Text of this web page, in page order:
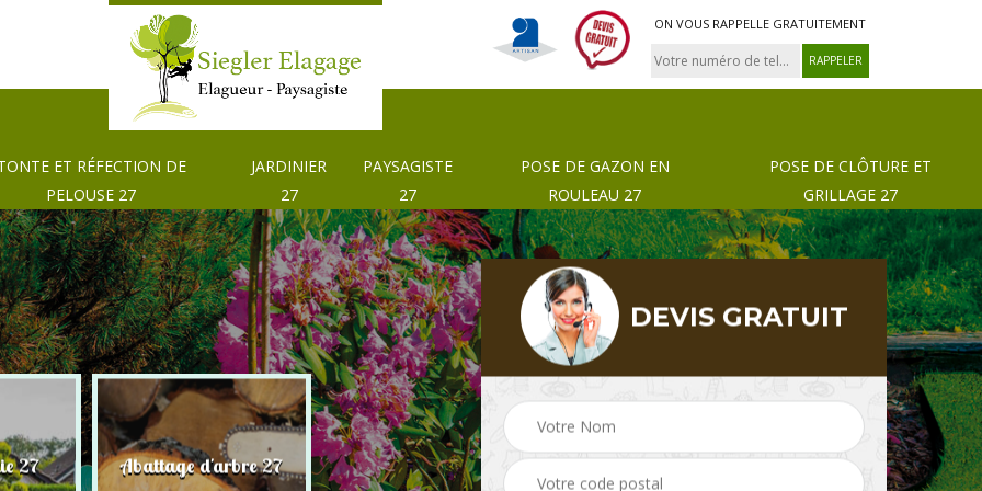
ON VOUS RAPPELLE GRATUITEMENT
ET RÉFECTION DE
PELOUSE 27
JARDINIER
27
PAYSAGISTE
27
POSE DE GAZON EN
ROULEAU 27
POSE DE CLÔTURE ET
GRILLAGE 27
27 Abattage d'arbre 27 Tonte et réfection de
pelouse 27 Paysagiste 27 Pose de gazon en
rouleau 27
DEVIS GRATUIT